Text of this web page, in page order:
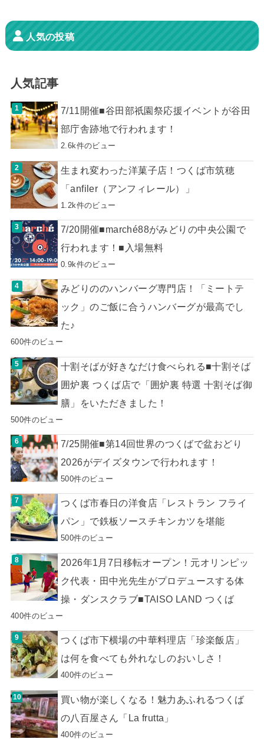
人気の投稿
人気記事
7/11開催■谷田部祇園祭応援イベントが谷田
部庁舎跡地で行われます！
2.6k件のビュー
生まれ変わった洋菓子店！つくば市筑穂
「anfiler（アンフィレール）」
1.2k件のビュー
7/20開催■marché88がみどりの中央公園で
行われます！■入場無料
0.9k件のビュー
みどりののハンバーグ専門店！「ミートテ
ック」のご飯に合うハンバーグが最高でし
た♪
600件のビュー
十割そばが好きなだけ食べられる■十割そば
囲炉裏 つくば店で「囲炉裏 特選 十割そば御
膳」をいただきました！
500件のビュー
7/25開催■第14回世界のつくばで盆おどり
2026がデイズタウンで行われます！
500件のビュー
つくば市春日の洋食店「レストラン フライ
パン」で鉄板ソースチキンカツを堪能
500件のビュー
2026年1月7日移転オープン！元オリンピッ
ク代表・田中光先生がプロデュースする体
操・ダンスクラブ■TAISO LAND つくば
400件のビュー
つくば市下横場の中華料理店「珍楽飯店」
は何を食べても外れなしのおいしさ！
400件のビュー
買い物が楽しくなる！魅力あふれるつくば
の八百屋さん「La frutta」
400件のビュー